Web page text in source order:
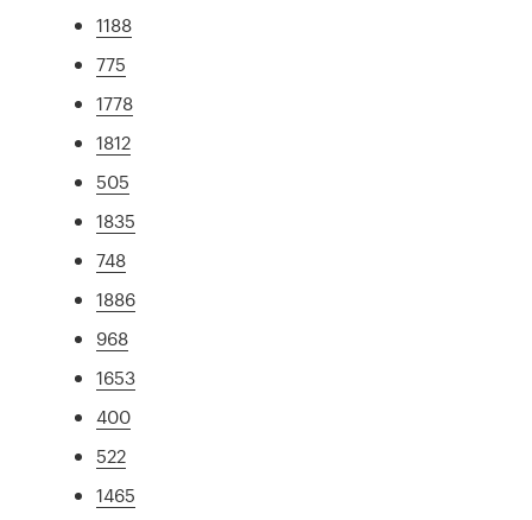
1188
775
1778
1812
505
1835
748
1886
968
1653
400
522
1465